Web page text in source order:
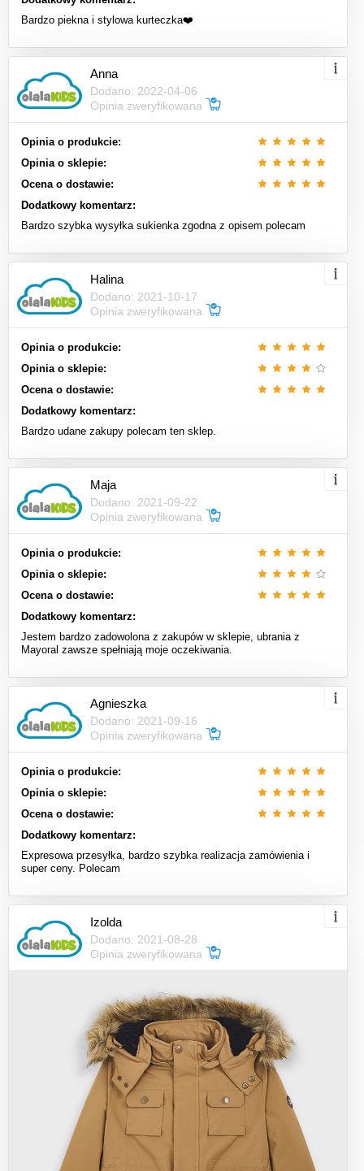
Bardzo piekna i stylowa kurteczka❤️
Anna
Dodano: 2022-04-06
Opinia zweryfikowana
Opinia o produkcie:
Opinia o sklepie:
Ocena o dostawie:
Dodatkowy komentarz:
Bardzo szybka wysyłka sukienka zgodna z opisem polecam
Halina
Dodano: 2021-10-17
Opinia zweryfikowana
Opinia o produkcie:
Opinia o sklepie:
Ocena o dostawie:
Dodatkowy komentarz:
Bardzo udane zakupy polecam ten sklep.
Maja
Dodano: 2021-09-22
Opinia zweryfikowana
Opinia o produkcie:
Opinia o sklepie:
Ocena o dostawie:
Dodatkowy komentarz:
Jestem bardzo zadowolona z zakupów w sklepie, ubrania z
Mayoral zawsze spełniają moje oczekiwania.
Agnieszka
Dodano: 2021-09-16
Opinia zweryfikowana
Opinia o produkcie:
Opinia o sklepie:
Ocena o dostawie:
Dodatkowy komentarz:
Expresowa przesyłka, bardzo szybka realizacja zamówienia i
super ceny. Polecam
Izolda
Dodano: 2021-08-28
Opinia zweryfikowana